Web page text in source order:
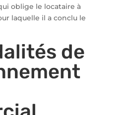
oblige le locataire à
laquelle il a conclu le
de